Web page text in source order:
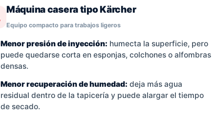
Máquina casera tipo Kärcher
Equipo compacto para trabajos ligeros
Menor presión de inyección: humecta la superficie, pero
puede quedarse corta en esponjas, colchones o alfombras
densas.
Menor recuperación de humedad: deja más agua
residual dentro de la tapicería y puede alargar el tiempo
de secado.